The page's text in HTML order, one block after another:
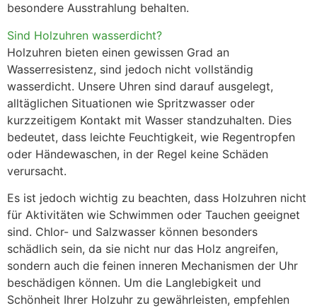
besondere Ausstrahlung behalten.
Sind Holzuhren wasserdicht?
Holzuhren bieten einen gewissen Grad an
Wasserresistenz, sind jedoch nicht vollständig
wasserdicht. Unsere Uhren sind darauf ausgelegt,
alltäglichen Situationen wie Spritzwasser oder
kurzzeitigem Kontakt mit Wasser standzuhalten. Dies
bedeutet, dass leichte Feuchtigkeit, wie Regentropfen
oder Händewaschen, in der Regel keine Schäden
verursacht.
Es ist jedoch wichtig zu beachten, dass Holzuhren nicht
für Aktivitäten wie Schwimmen oder Tauchen geeignet
sind. Chlor- und Salzwasser können besonders
schädlich sein, da sie nicht nur das Holz angreifen,
sondern auch die feinen inneren Mechanismen der Uhr
beschädigen können. Um die Langlebigkeit und
Schönheit Ihrer Holzuhr zu gewährleisten, empfehlen